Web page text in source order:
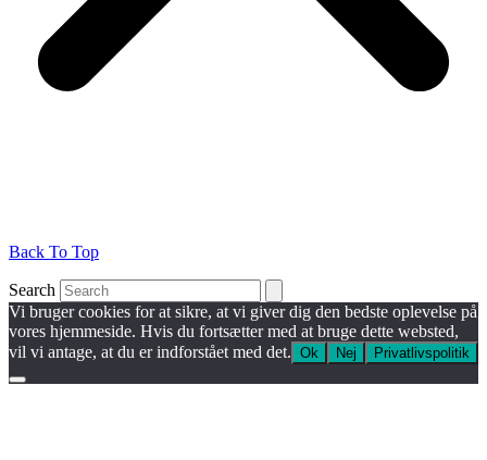
Back To Top
Search
Vi bruger cookies for at sikre, at vi giver dig den bedste oplevelse på
vores hjemmeside. Hvis du fortsætter med at bruge dette websted,
vil vi antage, at du er indforstået med det. Ok Nej Privatlivspolitik